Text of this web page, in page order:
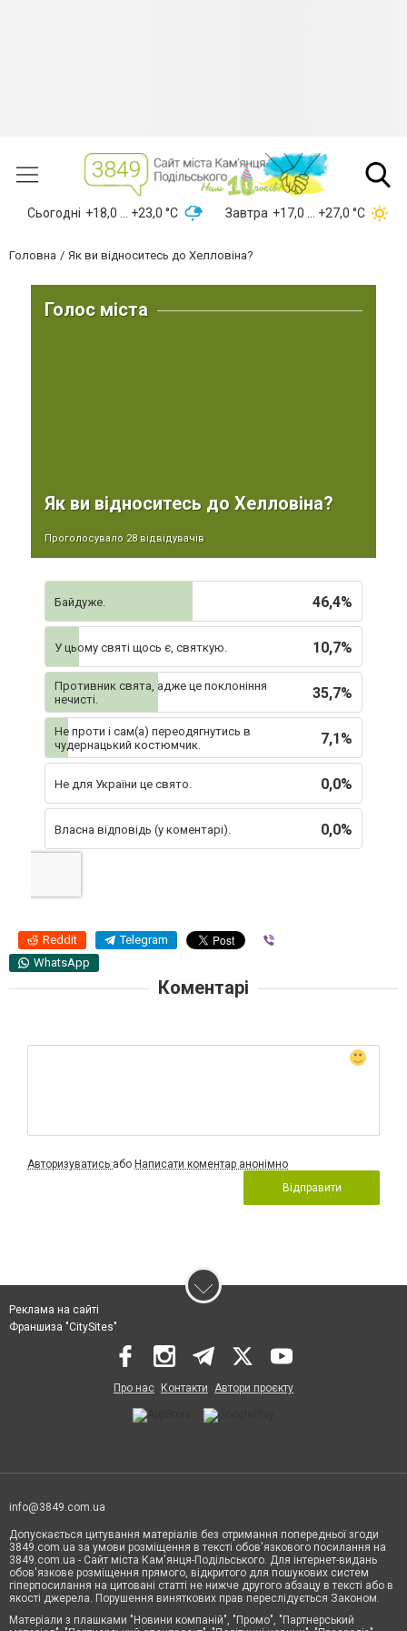
Сьогодні +18,0 ... +23,0 °С Завтра +17,0 ... +27,0 °С
Головна Як ви відноситесь до Хелловіна?
Голос міста
Як ви відноситесь до Хелловіна?
Проголосувало 28 відвідувачів
46,4%
Байдуже.
10,7%
У цьому святі щось є, святкую.
35,7%
Противник свята, адже це поклоніння
нечисті.
7,1%
Не проти і сам(а) переодягнутись в
чудернацький костюмчик.
0,0%
Не для України це свято.
0,0%
Власна відповідь (у коментарі).
Reddit Telegram
WhatsApp
Коментарі
Авторизуватись або Написати коментар анонімно
Відправити
Реклама на сайті
Франшиза "CitySites"
Про нас Контакти Автори проєкту
info@3849.com.ua
Допускається цитування матеріалів без отримання попередньої згоди
3849.com.ua за умови розміщення в тексті обов'язкового посилання на
3849.com.ua - Сайт міста Кам'янця-Подільського. Для інтернет-видань
обов'язкове розміщення прямого, відкритого для пошукових систем
гіперпосилання на цитовані статті не нижче другого абзацу в тексті або в
якості джерела. Порушення виняткових прав переслідується Законом.
Матеріали з плашками "Новини компаній", "Промо", "Партнерський